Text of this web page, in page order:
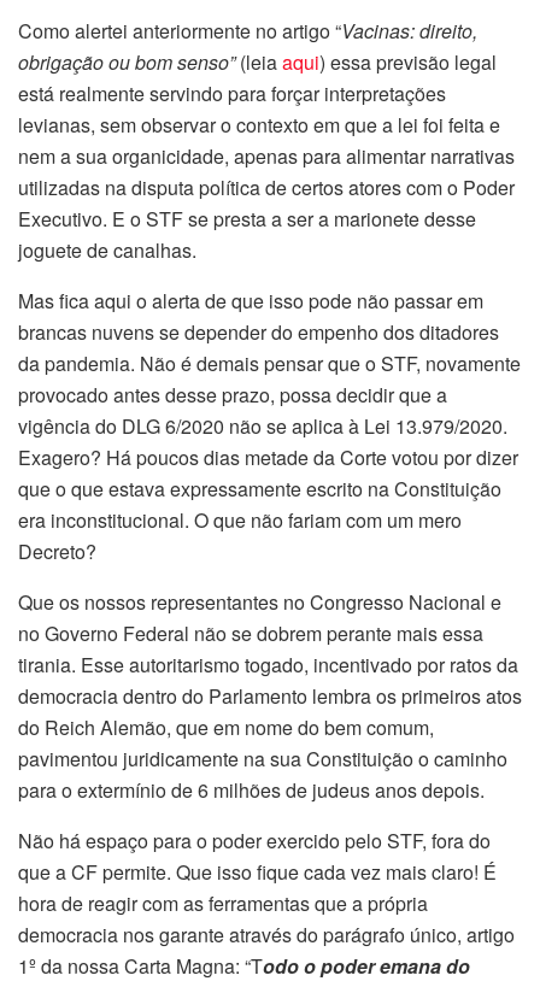
Como alertei anteriormente no artigo “Vacinas: direito,
obrigação ou bom senso”(leiaaqui) essa previsão legal
está realmente servindo para forçar interpretações
levianas, sem observar o contexto em que a lei foi feita e
nem a sua organicidade, apenas para alimentar narrativas
utilizadas na disputa política de certos atores com o Poder
Executivo. E o STF se presta a ser a marionete desse
joguete de canalhas.
Mas fica aqui o alerta de que isso pode não passar em
brancas nuvens se depender do empenho dos ditadores
da pandemia. Não é demais pensar que o STF, novamente
provocado antes desse prazo, possa decidir que a
vigência do DLG 6/2020 não se aplica à Lei 13.979/2020.
Exagero? Há poucos dias metade da Corte votou por dizer
que o que estava expressamente escrito na Constituição
era inconstitucional. O que não fariam com um mero
Decreto?
Que os nossos representantes no Congresso Nacional e
no Governo Federal não se dobrem perante mais essa
tirania. Esse autoritarismo togado, incentivado por ratos da
democracia dentro do Parlamento lembra os primeiros atos
do Reich Alemão, que em nome do bem comum,
pavimentou juridicamente na sua Constituição o caminho
para o extermínio de 6 milhões de judeus anos depois.
Não há espaço para o poder exercido pelo STF, fora do
que a CF permite. Que isso fique cada vez mais claro! É
hora de reagir com as ferramentas que a própria
democracia nos garante através do parágrafo único, artigo
1º da nossa Carta Magna: “Todo o poder emana do